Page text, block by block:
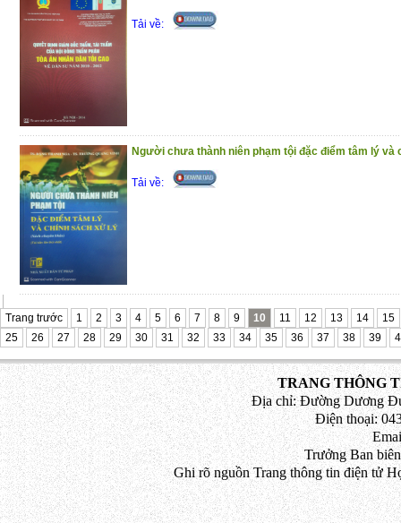
Tải về:
Người chưa thành niên phạm tội đặc điểm tâm lý và
Tải về:
Trang trước 1 2 3 4 5 6 7 8 9 10 11 12 13 14
15
25
26 27 28 29 30 31 32 33 34 35 36 37 38 39
TRANG THÔNG
Địa chỉ: Đường Dương
Điện thoại:
Trưởng Ban
Ghi rõ nguồn Trang thông tin điện tử